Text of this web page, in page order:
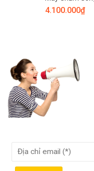
4.100.000₫